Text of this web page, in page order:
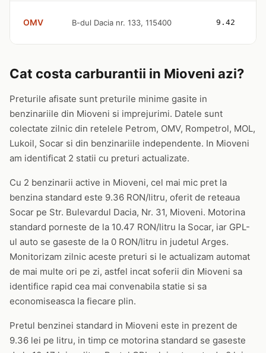
OMV B-dul Dacia nr. 133, 115400 9.42
Cat costa carburantii in Mioveni azi?
Preturile afisate sunt preturile minime gasite in
benzinariile din Mioveni si imprejurimi. Datele sunt
colectate zilnic din retelele Petrom, OMV, Rompetrol, MOL,
Lukoil, Socar si din benzinariile independente. In Mioveni
am identificat 2 statii cu preturi actualizate.
Cu 2 benzinarii active in Mioveni, cel mai mic pret la
benzina standard este 9.36 RON/litru, oferit de reteaua
Socar pe Str. Bulevardul Dacia, Nr. 31, Mioveni. Motorina
standard porneste de la 10.47 RON/litru la Socar, iar GPL-
ul auto se gaseste de la 0 RON/litru in judetul Arges.
Monitorizam zilnic aceste preturi si le actualizam automat
de mai multe ori pe zi, astfel incat soferii din Mioveni sa
identifice rapid cea mai convenabila statie si sa
economiseasca la fiecare plin.
Pretul benzinei standard in Mioveni este in prezent de
9.36 lei pe litru, in timp ce motorina standard se gaseste